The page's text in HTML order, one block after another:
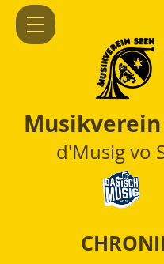
Musikverein
d'Musig vo